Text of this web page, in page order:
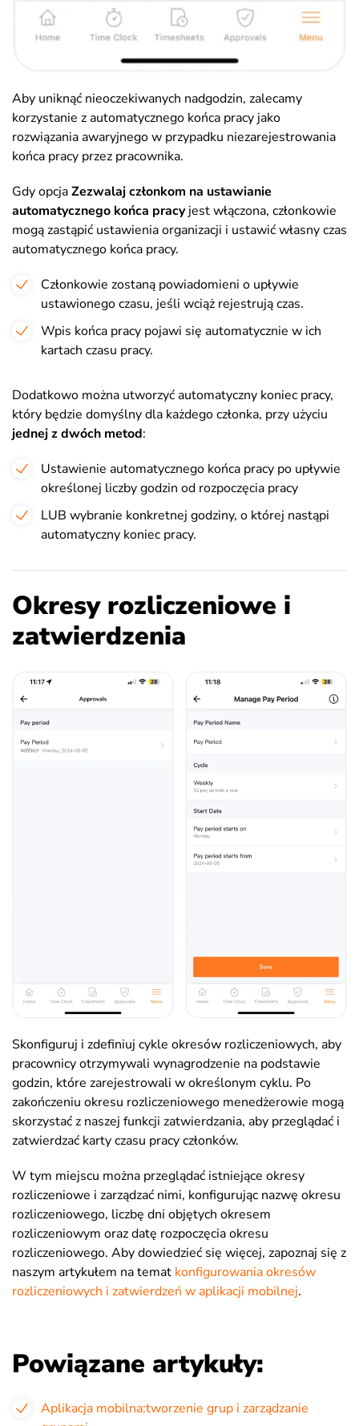
Aby uniknąć nieoczekiwanych nadgodzin, zalecamy
korzystanie z automatycznego końca pracy jako
rozwiązania awaryjnego w przypadku niezarejestrowania
końca pracy przez pracownika.
Gdy opcjaZezwalaj członkom na ustawianie
automatycznego końca pracyjest włączona, członkowie
mogą zastąpić ustawienia organizacji i ustawić własny czas
automatycznego końca pracy.
Członkowie zostaną powiadomieni o upływie
ustawionego czasu, jeśli wciąż rejestrują czas.
Wpis końca pracy pojawi się automatycznie w ich
kartach czasu pracy.
Dodatkowo można utworzyć automatyczny koniec pracy,
który będzie domyślny dla każdego członka, przy użyciu
jednej z dwóch metod:
Ustawienie automatycznego końca pracy po upływie
określonej liczby godzin od rozpoczęcia pracy
LUB wybranie konkretnej godziny, o której nastąpi
automatyczny koniec pracy.
Okresy rozliczeniowe i
zatwierdzenia
Skonfiguruj i zdefiniuj cykle okresów rozliczeniowych, aby
pracownicy otrzymywali wynagrodzenie na podstawie
godzin, które zarejestrowali w określonym cyklu. Po
zakończeniu okresu rozliczeniowego menedżerowie mogą
skorzystać z naszej funkcji zatwierdzania, aby przeglądać i
zatwierdzać karty czasu pracy członków.
W tym miejscu można przeglądać istniejące okresy
rozliczeniowe i zarządzać nimi, konfigurując nazwę okresu
rozliczeniowego, liczbę dni objętych okresem
rozliczeniowym oraz datę rozpoczęcia okresu
rozliczeniowego. Aby dowiedzieć się więcej, zapoznaj się z
naszym artykułem na temat konfigurowania okresów
rozliczeniowych i zatwierdzeń w aplikacji mobilnej.
Powiązane artykuły:
Aplikacja mobilna:tworzenie grup i zarządzanie